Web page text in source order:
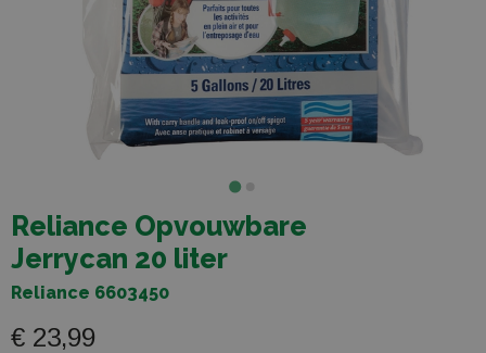
Reliance Opvouwbare
Jerrycan 20 liter
Reliance 6603450
€ 23,99